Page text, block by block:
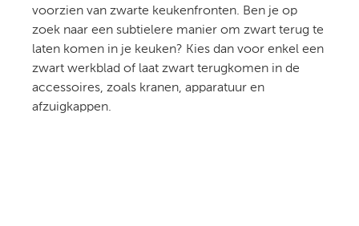
voorzien van zwarte keukenfronten. Ben je op
zoek naar een subtielere manier om zwart terug te
laten komen in je keuken? Kies dan voor enkel een
zwart werkblad of laat zwart terugkomen in de
accessoires, zoals kranen, apparatuur en
afzuigkappen.